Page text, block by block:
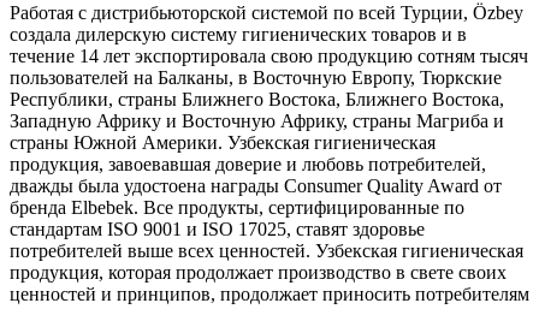
Работая с дистрибьюторской системой по всей Турции, Özbey
создала дилерскую систему гигиенических товаров и в
течение 14 лет экспортировала свою продукцию сотням тысяч
пользователей на Балканы, в Восточную Европу, Тюркские
Республики, страны Ближнего Востока, Ближнего Востока,
Западную Африку и Восточную Африку, страны Магриба и
страны Южной Америки. Узбекская гигиеническая
продукция, завоевавшая доверие и любовь потребителей,
дважды была удостоена награды Consumer Quality Award от
бренда Elbebek. Все продукты, сертифицированные по
стандартам ISO 9001 и ISO 17025, ставят здоровье
потребителей выше всех ценностей. Узбекская гигиеническая
продукция, которая продолжает производство в свете своих
ценностей и принципов, продолжает приносить потребителям